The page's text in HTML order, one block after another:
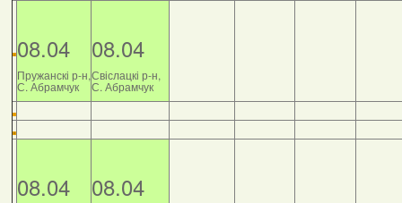
08.04
Пружанскі р-н,
С. Абрамчук
08.04
Свіслацкі р-н,
С. Абрамчук
08.04 08.04